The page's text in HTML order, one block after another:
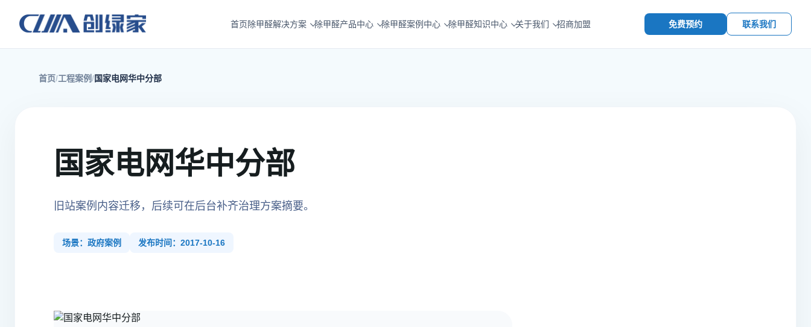
首页除甲醛解决方案 除甲醛产品中心 除甲醛案例中心 除甲醛知识中心 关于我们 招商加盟 免费预约 联系我们
首页 工程案例 国家电网华中分部
国家电网华中分部
旧站案例内容迁移，后续可在后台补齐治理方案摘要。
场景：政府案例 发布时间：2017-10-16